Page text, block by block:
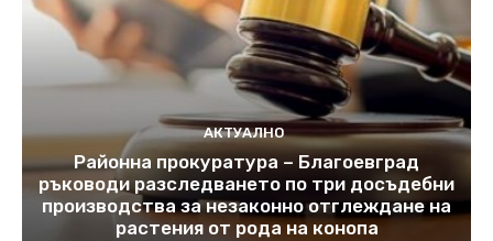
АКТУАЛНО
Районна прокуратура – Благоевград
ръководи разследването по три досъдебни
производства за незаконно отглеждане на
растения от рода на конопа